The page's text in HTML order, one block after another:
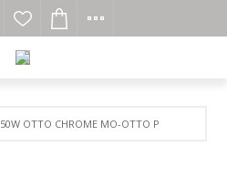
50W OTTO CHROME MO-OTTO PEND SMOKE,